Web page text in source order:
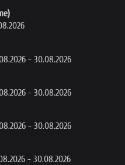
- 30.08.2026
- 30.08.2026
- 30.08.2026
- 30.08.2026